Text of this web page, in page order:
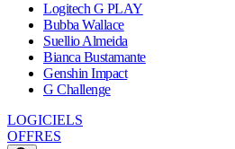
Logitech G PLAY
Bubba Wallace
Suellio Almeida
Bianca Bustamante
Genshin Impact
G Challenge
LOGICIELS
OFFRES